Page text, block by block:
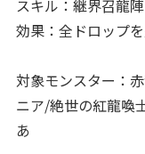
スキル：継界召龍
効果：全ドロップ
対象モンスター：
ニア/絶世の紅龍喚
あ